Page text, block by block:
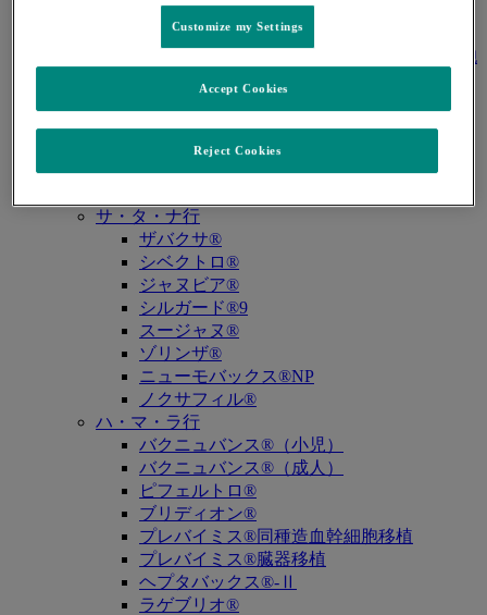
キイトルーダ®（古典的ホジキンリンパ
腫）
キイトルーダ®（原発性縦隔大細胞型B細胞
キイトルーダ®（MSI-High固形癌）
キイトルーダ®（MSI-High結腸・直腸癌）
キイトルーダ®（TMB-High固形癌）
キャップバックス®
サ・タ・ナ行
ザバクサ®
シベクトロ®
ジャヌビア®
シルガード®9
スージャヌ®
ゾリンザ®
ニューモバックス®NP
ノクサフィル®
ハ・マ・ラ行
バクニュバンス®（小児）
バクニュバンス®（成人）
ピフェルトロ®
ブリディオン®
プレバイミス®同種造血幹細胞移植
プレバイミス®臓器移植
ヘプタバックス®-Ⅱ
ラゲブリオ®
Customize my Settings
Reject Cookies
Accept Cookies